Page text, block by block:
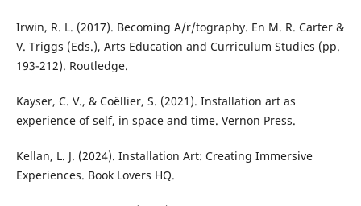
Irwin, R. L. (2017). Becoming A/r/tography. En M. R. Carter &
V. Triggs (Eds.), Arts Education and Curriculum Studies (pp.
193-212). Routledge.
Kayser, C. V., & Coëllier, S. (2021). Installation art as
experience of self, in space and time. Vernon Press.
Kellan, L. J. (2024). Installation Art: Creating Immersive
Experiences. Book Lovers HQ.